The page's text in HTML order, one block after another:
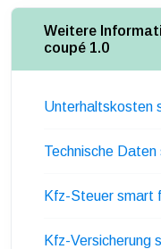
Weitere
coupé 1.0
Unterhaltskosten
Technische
Kfz-Steuer smart
Kfz-Versicherung